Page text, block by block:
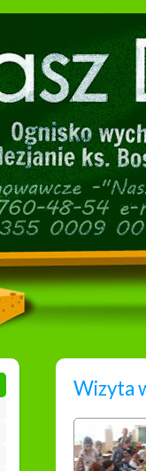
Wizyta